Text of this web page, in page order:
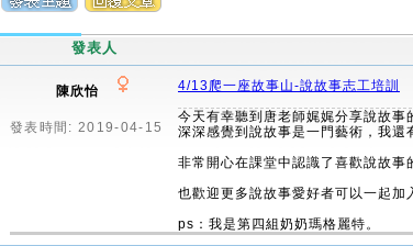
發表人
陳欣怡 4/13爬一座故事山-說故事志工培訓
發表時間: 2019-04-15
今天有幸聽到唐老師娓娓分享說故事
深深感覺到說故事是一門藝術，我還
非常開心在課堂中認識了喜歡說故事
也歡迎更多說故事愛好者可以一起加
ps：我是第四組奶奶瑪格麗特。